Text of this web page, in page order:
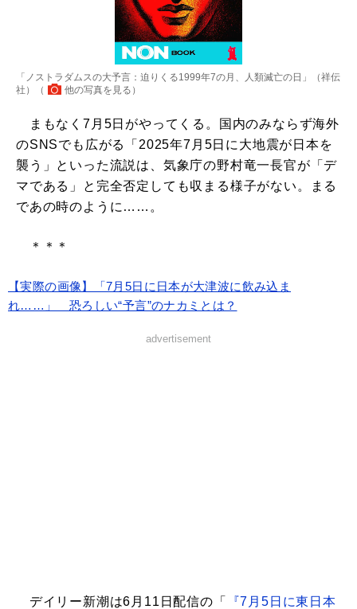
「ノストラダムスの大予言：迫りくる1999年7の月、人類滅亡の日」（祥伝
社）（
他の写真を見る ）
まもなく7月5日がやってくる。国内のみならず海外
のSNSでも広がる「2025年7月5日に大地震が日本を
襲う」といった流説は、気象庁の野村竜一長官が「デ
マである」と完全否定しても収まる様子がない。まる
であの時のように……。
＊＊＊
【実際の画像】「7月5日に日本が大津波に飲み込ま
れ……」 恐ろしい“予言”のナカミとは？
advertisement
デイリー新潮は6月11日配信の「
『7月5日に東日本